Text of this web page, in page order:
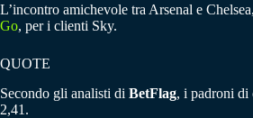
L’incontro amichevole tra Arsenal e
Go, per i clienti Sky.
QUOTE
Secondo gli analisti di BetFlag, i padroni di
2,41.